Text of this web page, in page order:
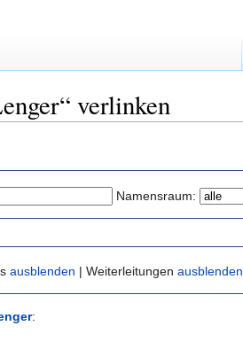
verlinken
Namensraum:
ausblenden | Weiterleitungen ausblenden
: